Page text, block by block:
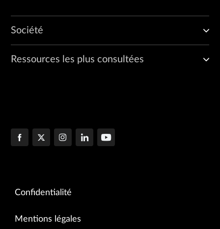
Société
Ressources les plus consultées
Confidentialité
Mentions légales